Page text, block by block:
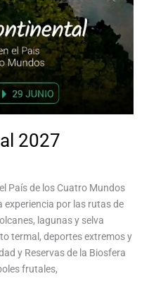
2027
País de los Cuatro Mundos
por las rutas de
lagunas y selva
termal, deportes extremos y
y Reservas de la Biosfera
frutales,